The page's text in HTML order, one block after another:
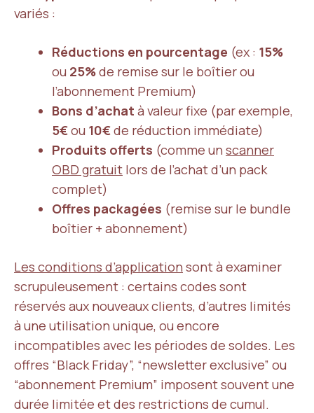
variés :
Réductions en pourcentage (ex : 15%
ou 25%de remise sur le boîtier ou
l’abonnement Premium)
Bons d’achat à valeur fixe (par exemple,
5€ou 10€de réduction immédiate)
Produits offerts (comme un scanner
OBD gratuit lors de l’achat d’un pack
complet)
Offres packagées (remise sur le bundle
boîtier + abonnement)
Les conditions d’application sont à examiner
scrupuleusement : certains codes sont
réservés aux nouveaux clients, d’autres limités
à une utilisation unique, ou encore
incompatibles avec les périodes de soldes. Les
offres “Black Friday”, “newsletter exclusive” ou
“abonnement Premium” imposent souvent une
durée limitée et des restrictions de cumul.